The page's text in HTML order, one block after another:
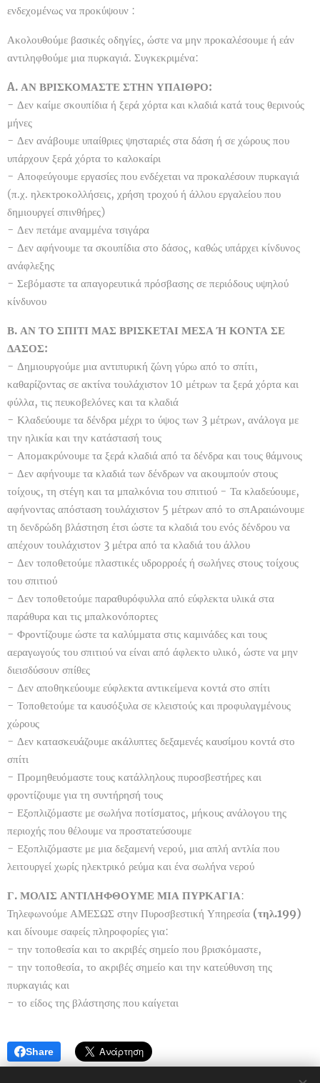
ενδεχομένως να προκύψουν :
Ακολουθούμε βασικές οδηγίες, ώστε να μην προκαλέσουμε ή εάν
αντιληφθούμε μια πυρκαγιά. Συγκεκριμένα:
A. ΑΝ ΒΡΙΣΚΟΜΑΣΤΕ ΣΤΗΝ ΥΠΑΙΘΡΟ:
- Δεν καίμε σκουπίδια ή ξερά χόρτα και κλαδιά κατά τους θερινούς
μήνες
- Δεν ανάβουμε υπαίθριες ψησταριές στα δάση ή σε χώρους που
υπάρχουν ξερά χόρτα το καλοκαίρι
- Αποφεύγουμε εργασίες που ενδέχεται να προκαλέσουν πυρκαγιά
(π.χ. ηλεκτροκολλήσεις, χρήση τροχού ή άλλου εργαλείου που
δημιουργεί σπινθήρες)
- Δεν πετάμε αναμμένα τσιγάρα
- Δεν αφήνουμε τα σκουπίδια στο δάσος, καθώς υπάρχει κίνδυνος
ανάφλεξης
- Σεβόμαστε τα απαγορευτικά πρόσβασης σε περιόδους υψηλού
κίνδυνου
Β. ΑΝ ΤΟ ΣΠΙΤΙ ΜΑΣ ΒΡΙΣΚΕΤΑΙ ΜΕΣΑ Ή ΚΟΝΤΑ ΣΕ
ΔΑΣΟΣ:
- Δημιουργούμε μια αντιπυρική ζώνη γύρω από το σπίτι,
καθαρίζοντας σε ακτίνα τουλάχιστον 10 μέτρων τα ξερά χόρτα και
φύλλα, τις πευκοβελόνες και τα κλαδιά
- Κλαδεύουμε τα δένδρα μέχρι το ύψος των 3 μέτρων, ανάλογα με
την ηλικία και την κατάστασή τους
- Απομακρύνουμε τα ξερά κλαδιά από τα δένδρα και τους θάμνους
- Δεν αφήνουμε τα κλαδιά των δένδρων να ακουμπούν στους
τοίχους, τη στέγη και τα μπαλκόνια του σπιτιού - Τα κλαδεύουμε,
αφήνοντας απόσταση τουλάχιστον 5 μέτρων από το σπΑραιώνουμε
τη δενδρώδη βλάστηση έτσι ώστε τα κλαδιά του ενός δένδρου να
απέχουν τουλάχιστον 3 μέτρα από τα κλαδιά του άλλου
- Δεν τοποθετούμε πλαστικές υδρορροές ή σωλήνες στους τοίχους
του σπιτιού
- Δεν τοποθετούμε παραθυρόφυλλα από εύφλεκτα υλικά στα
παράθυρα και τις μπαλκονόπορτες
- Φροντίζουμε ώστε τα καλύμματα στις καμινάδες και τους
αεραγωγούς του σπιτιού να είναι από άφλεκτο υλικό, ώστε να μην
διεισδύσουν σπίθες
- Δεν αποθηκεύουμε εύφλεκτα αντικείμενα κοντά στο σπίτι
- Τοποθετούμε τα καυσόξυλα σε κλειστούς και προφυλαγμένους
χώρους
- Δεν κατασκευάζουμε ακάλυπτες δεξαμενές καυσίμου κοντά στο
σπίτι
- Προμηθευόμαστε τους κατάλληλους πυροσβεστήρες και
φροντίζουμε για τη συντήρησή τους
- Εξοπλιζόμαστε με σωλήνα ποτίσματος, μήκους ανάλογου της
περιοχής που θέλουμε να προστατεύσουμε
- Εξοπλιζόμαστε με μια δεξαμενή νερού, μια απλή αντλία που
λειτουργεί χωρίς ηλεκτρικό ρεύμα και ένα σωλήνα νερού
Γ. ΜΟΛΙΣ ΑΝΤΙΛΗΦΘΟΥΜΕ ΜΙΑ ΠΥΡΚΑΓΙΑ:
Τηλεφωνούμε ΑΜΕΣΩΣ στην Πυροσβεστική Υπηρεσία (τηλ.199)
και δίνουμε σαφείς πληροφορίες για:
- την τοποθεσία και το ακριβές σημείο που βρισκόμαστε,
- την τοποθεσία, το ακριβές σημείο και την κατεύθυνση της
πυρκαγιάς και
- το είδος της βλάστησης που καίγεται
Share